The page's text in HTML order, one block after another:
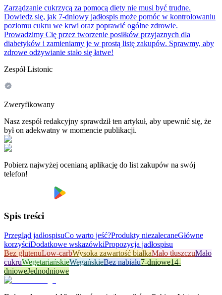
Zarządzanie cukrzycą za pomocą diety nie musi być trudne.
Dowiedz się, jak 7-dniowy jadłospis może pomóc w kontrolowaniu
poziomu cukru we krwi oraz poprawić ogólne zdrowie.
Prowadzimy Cię przez tworzenie posiłków przyjaznych dla
diabetyków i zamieniamy je w prostą listę zakupów. Sprawmy, aby
zdrowe odżywianie stało się łatwe!
Zespół Listonic
Zweryfikowany
Nasz zespół redakcyjny sprawdził ten artykuł, aby upewnić się, że
był on adekwatny w momencie publikacji.
Pobierz najwyżej ocenianą aplikację do list zakupów na swój
telefon!
Spis treści
Przegląd jadłospisuCo warto jeść?Produkty niezalecaneGłówne
korzyściDodatkowe wskazówkiPropozycja jadłospisu
Bez glutenuLow-carbWysoka zawartość białkaMało tłuszczuMało
cukruWegetariańskieWegańskieBez nabiału7-dniowe14-
dnioweJednodniowe